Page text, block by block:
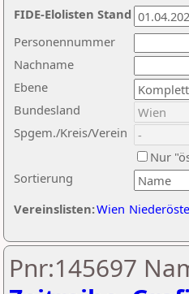
Nachname
Ebene
Sortierung
Personennummer
Bundesland
Spgem./Kreis/Verein
Nur
Vereinslisten:Wien
FIDE-Elolisten Stand
Pnr:145697